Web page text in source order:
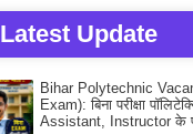
Latest Update
Bihar Polytechnic
Exam): बिना परीक्षा
Assistant, Instructor के